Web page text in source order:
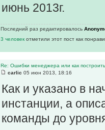
июнь 2013г.
Последний раз редактировалось
3 человек отметили этот пост как
Re: Ошибки менеджера или как построить
carlic 05 июн 2013, 18:16
Как и указано в
инстанции, а
команды до